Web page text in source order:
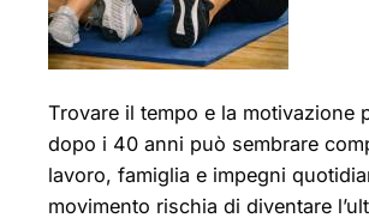
Trovare il tempo e la motivazione
dopo i 40 anni può sembrare
lavoro, famiglia e impegni
movimento rischia di diventare